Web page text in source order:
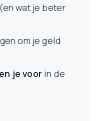
wat je beter
om je geld
je voor in de